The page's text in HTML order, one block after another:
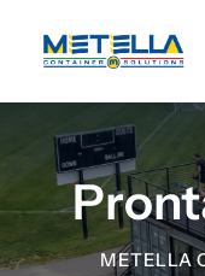
METELLA